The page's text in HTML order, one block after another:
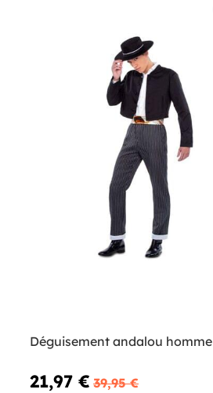
Déguisement andalou homme
21,97 € 39,95 €